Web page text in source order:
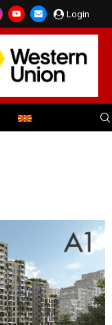
Login